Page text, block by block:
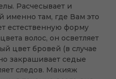
Расчесывает и
именно там, где Вам это
естественную форму
волос, он осветляет
цвет бровей (в случае
закрашивает седые
следов. Макияж